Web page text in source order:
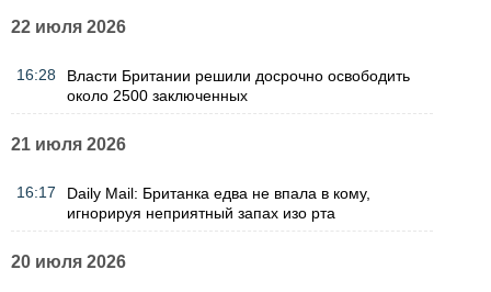
22 июля 2026
16:28
Власти Британии решили досрочно освободить
около 2500 заключенных
21 июля 2026
16:17
Daily Mail: Британка едва не впала в кому,
игнорируя неприятный запах изо рта
20 июля 2026